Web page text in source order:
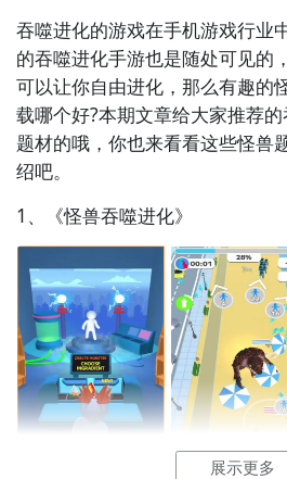
吞噬进化的游戏在手机游戏行业
的吞噬进化手游也是随处可见的
可以让你自由进化，那么有趣的
载哪个好?本期文章给大家推荐
题材的哦，你也来看看这些怪兽
绍吧。
1、《怪兽吞噬进化》
展示更多